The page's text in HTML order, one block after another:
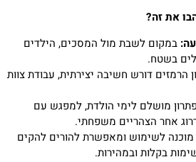
את זה?
במקום לשבת מול המסכים, הילדים
בשטח.
הרמזים דורש חשיבה יצירתית, עבודת צוות
פתרון מושלם לימי הולדת, למפגש עם
אחר הצהריים משפחתי.
לשימוש ומאפשרת להורים להקים
בקלות ובמהירות.